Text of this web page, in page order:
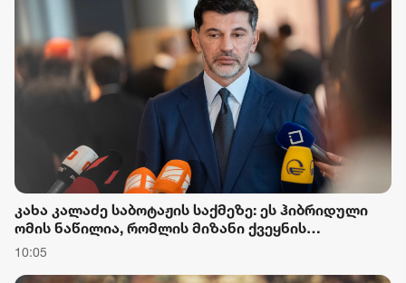
კახა კალაძე საბოტაჟის საქმეზე: ეს ჰიბრიდული
ომის ნაწილია, რომლის მიზანი ქვეყნის
ეკონომიკისა და ქართველი ხალხის დაზიანებაა
10:05